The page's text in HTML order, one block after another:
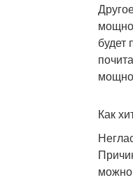
будет
Как